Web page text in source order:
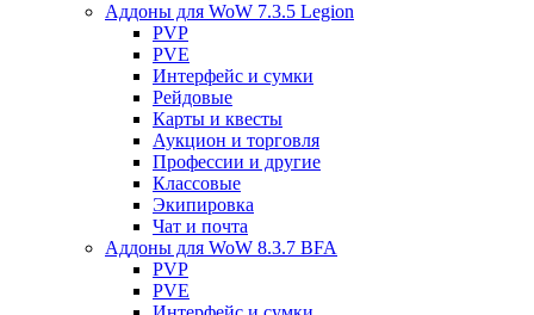
Аддоны для WoW 7.3.5 Legion
PVP
PVE
Интерфейс и сумки
Рейдовые
Карты и квесты
Аукцион и торговля
Профессии и другие
Классовые
Экипировка
Чат и почта
Аддоны для WoW 8.3.7 BFA
PVP
PVE